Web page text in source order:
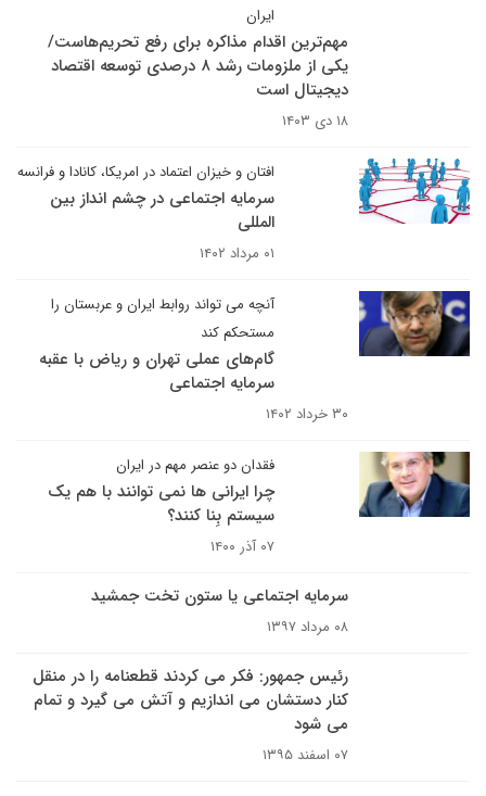
ایران
مهم‌ترین اقدام مذاکره برای رفع تحریم‌هاست/
یکی از ملزومات رشد ۸ درصدی توسعه اقتصاد
دیجیتال است
۱۸ دی ۱۴۰۳
افتان و خیزان اعتماد در امریکا، کانادا و فرانسه
سرمایه اجتماعی در چشم انداز بین
المللی
۰۱ مرداد ۱۴۰۲
آنچه می تواند روابط ایران و عربستان را
مستحکم کند
گام‌های عملی تهران و ریاض با عقبه
سرمایه اجتماعی
۳۰ خرداد ۱۴۰۲
فقدان دو عنصر مهم در ایران
چرا ایرانی ها نمی توانند با هم یک
سیستم بِنا کنند؟
۰۷ آذر ۱۴۰۰
سرمایه اجتماعی یا ستون تخت جمشید
۰۸ مرداد ۱۳۹۷
رئیس جمهور: فکر می کردند قطعنامه را در منقل
کنار دستشان می اندازیم و آتش می گیرد و تمام
می شود
۰۷ اسفند ۱۳۹۵